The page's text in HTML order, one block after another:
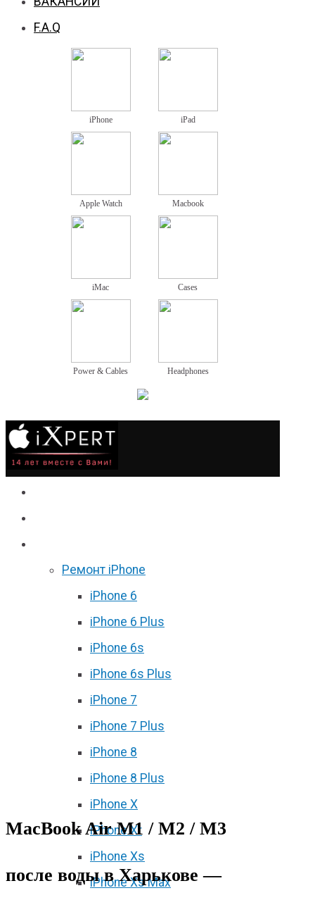
F.A.Q
iPhone iPad
Apple Watch Macbook
iMac Cases
Power & Cables Headphones
Ремонт iPhone
iPhone 6
iPhone 6 Plus
iPhone 6s
iPhone 6s Plus
iPhone 7
iPhone 7 Plus
iPhone 8
iPhone 8 Plus
iPhone X
iPhone Xr
iPhone Xs
iPhone Xs Max
MacBook Air M1 / M2 / M3
после воды в Харькове —